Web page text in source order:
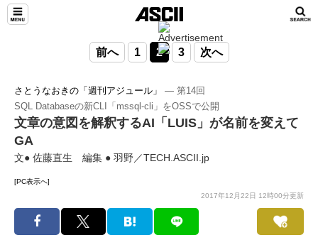
前へ 1 2 3 次へ
さとうなおきの「週刊アジュール」 ― 第14回
SQL Databaseの新CLI「mssql-cli」をOSSで公開
文章の意図を解釈するAI「LUIS」が名前を変えて
GA
文● 佐藤直生 編集 ● 羽野／TECH.ASCII.jp
[PC表示へ]
2017年12月22日 12時00分更新